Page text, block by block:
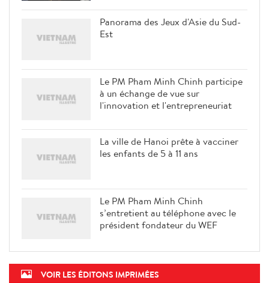
Panorama des Jeux d'Asie du Sud-
Est
Le PM Pham Minh Chinh participe
à un échange de vue sur
l'innovation et l'entrepreneuriat
La ville de Hanoi prête à vacciner
les enfants de 5 à 11 ans
Le PM Pham Minh Chinh
s’entretient au téléphone avec le
président fondateur du WEF
VOIR LES ÉDITONS IMPRIMÉES